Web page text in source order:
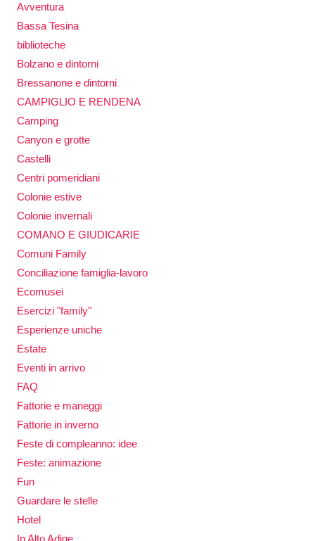
Avventura
Bassa Tesina
biblioteche
Bolzano e dintorni
Bressanone e dintorni
CAMPIGLIO E RENDENA
Camping
Canyon e grotte
Castelli
Centri pomeridiani
Colonie estive
Colonie invernali
COMANO E GIUDICARIE
Comuni Family
Conciliazione famiglia-lavoro
Ecomusei
Esercizi "family"
Esperienze uniche
Estate
Eventi in arrivo
FAQ
Fattorie e maneggi
Fattorie in inverno
Feste di compleanno: idee
Feste: animazione
Fun
Guardare le stelle
Hotel